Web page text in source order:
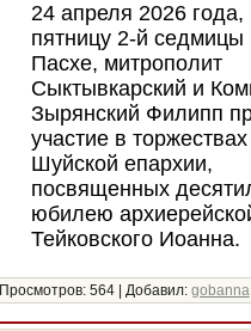
24 апреля 2026 года,
пятницу 2-й седмицы
Пасхе, митрополит
Сыктывкарский и
Зырянский Филипп
участие в торжествах
Шуйской епархии,
посвященных
юбилею
Тейковского Иоанна.
Просмотров: 564| Добавил: gobanna